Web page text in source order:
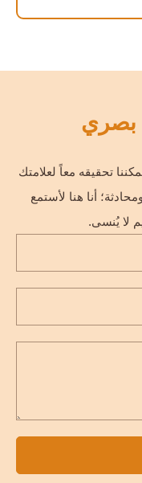
بصري
تحقيقه معاً لعلامتك
أنا هنا لأستمع
لا يُنسى.